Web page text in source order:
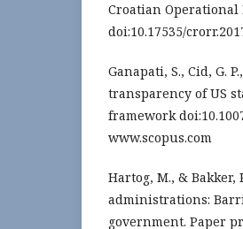
Croatian Operational
doi:10.17535/
Ganapati, S., Cid, G.
transparency of US
framework
www.scopus.com
Hartog, M., &
administrations:
government. Paper